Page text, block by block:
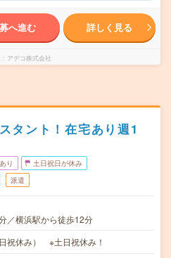
へ進む 詳しく見る
アデコ株式会社
タント！在宅あり週1
り 土日祝日が休み
派遣
／横浜駅から徒歩12分
祝休み） ※土日祝休み！